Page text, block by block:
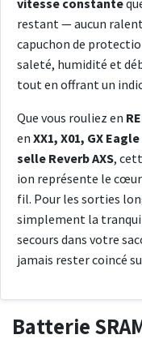
vitesse constante
restant — aucun
capuchon de
saleté, humidité et
tout en offrant un
Que vous rouliez en
en XX1, X01, GX Eagle
selle Reverb AXS,
ion représente le
fil. Pour les sorties
simplement la
secours dans votre
jamais rester coincé
Batterie